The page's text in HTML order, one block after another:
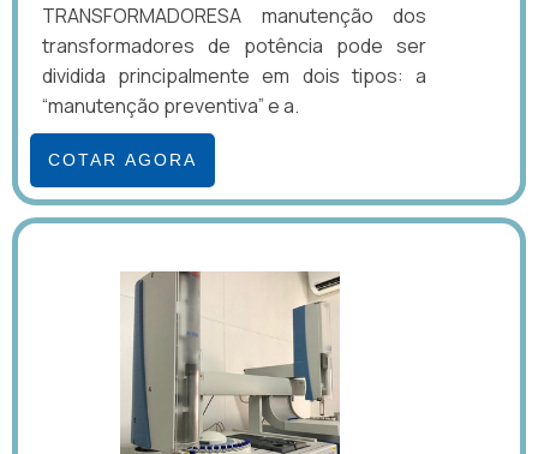
TRANSFORMADORESA manutenção dos
transformadores de potência pode ser
dividida principalmente em dois tipos: a
“manutenção preventiva” e a.
COTAR AGORA